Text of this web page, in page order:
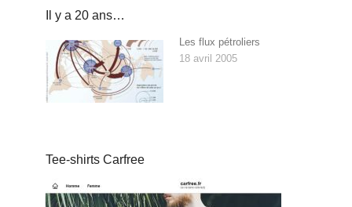
Il y a 20 ans…
Les flux pétroliers
18 avril 2005
Tee-shirts Carfree